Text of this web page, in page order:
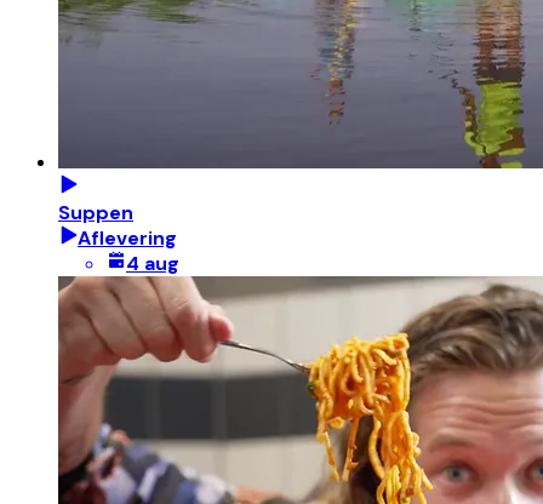
Suppen
Aflevering
4 aug